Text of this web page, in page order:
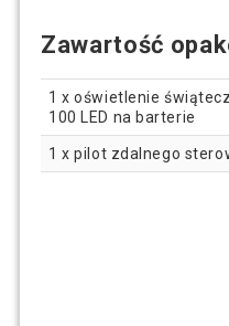
Zawartość
1 x oświetlenie
100 LED na barterie
1 x pilot zdalnego